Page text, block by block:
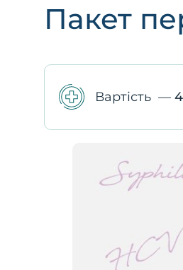
Пакет
Вартість —